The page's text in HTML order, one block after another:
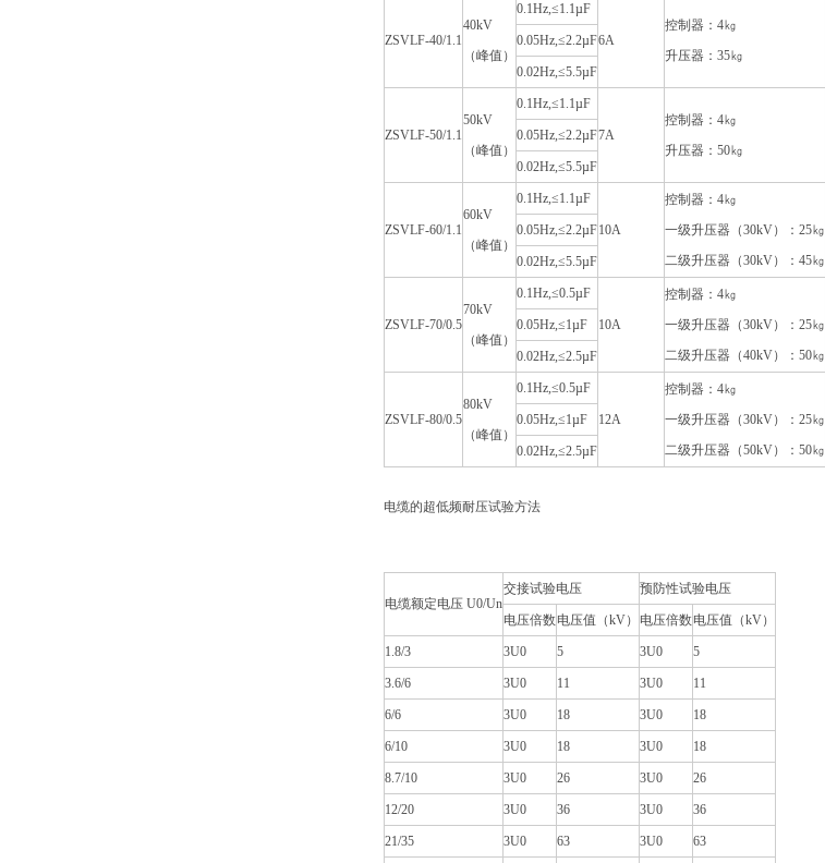
ZSVLF-40/1.1
40kV
（峰值）
0.1Hz,≤1.1µF
6A
控制器：4㎏
升压器：35㎏
0.05Hz,≤2.2µF
0.02Hz,≤5.5µF
ZSVLF-50/1.1
50kV
（峰值）
0.1Hz,≤1.1µF
7A
控制器：4㎏
升压器：50㎏
0.05Hz,≤2.2µF
0.02Hz,≤5.5µF
ZSVLF-60/1.1
60kV
（峰值）
0.1Hz,≤1.1µF
10A
控制器：4㎏
一级升压器（30kV）：25㎏
二级升压器（30kV）：45㎏
0.05Hz,≤2.2µF
0.02Hz,≤5.5µF
ZSVLF-70/0.5
70kV
（峰值）
0.1Hz,≤0.5µF
10A
控制器：4㎏
一级升压器（30kV）：25㎏
二级升压器（40kV）：50㎏
0.05Hz,≤1µF
0.02Hz,≤2.5µF
ZSVLF-80/0.5
80kV
（峰值）
0.1Hz,≤0.5µF
12A
控制器：4㎏
一级升压器（30kV）：25㎏
二级升压器（50kV）：50㎏
0.05Hz,≤1µF
0.02Hz,≤2.5µF
电缆的超低频耐压试验方法
电缆额定电压 U0/Un
交接试验电压 预防性试验电压
电压倍数电压值（kV） 电压倍数电压值（kV）
1.8/3 3U0 5 3U0 5
3.6/6 3U0 11 3U0 11
6/6 3U0 18 3U0 18
6/10 3U0 18 3U0 18
8.7/10 3U0 26 3U0 26
12/20 3U0 36 3U0 36
21/35 3U0 63 3U0 63